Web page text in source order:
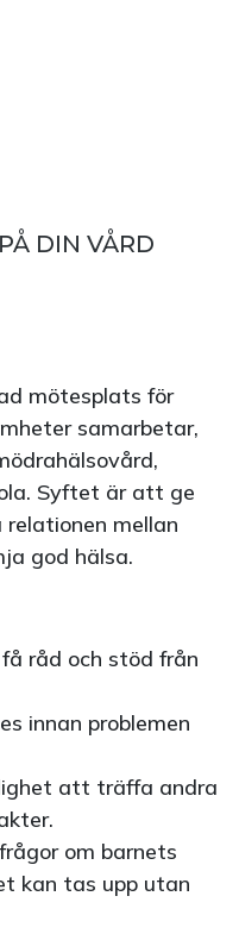
DIN VÅRD
mötesplats för
samarbetar,
Syftet är att ge
mellan
god hälsa.
råd och stöd från
innan problemen
att träffa andra
om barnets
kan tas upp utan